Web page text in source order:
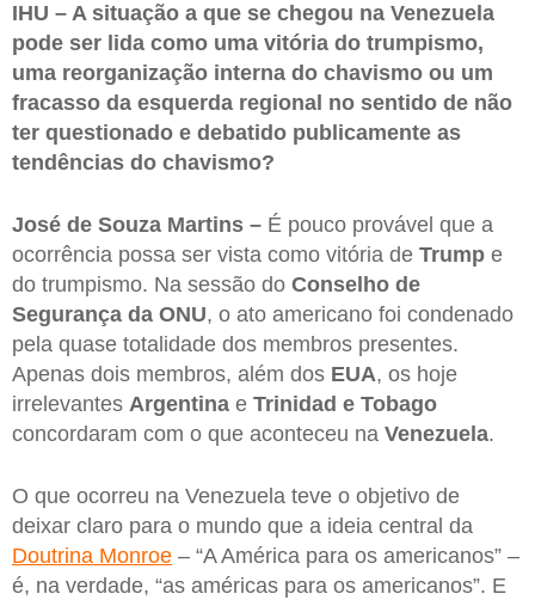
IHU – A situação a que se chegou na Venezuela
pode ser lida como uma vitória do trumpismo,
uma reorganização interna do chavismo ou um
fracasso da esquerda regional no sentido de não
ter questionado e debatido publicamente as
tendências do chavismo?
José de Souza Martins – É pouco provável que a
ocorrência possa ser vista como vitória de Trump e
do trumpismo. Na sessão do Conselho de
Segurança da ONU, o ato americano foi condenado
pela quase totalidade dos membros presentes.
Apenas dois membros, além dos EUA, os hoje
irrelevantes Argentina e Trinidad e Tobago
concordaram com o que aconteceu na Venezuela.
O que ocorreu na Venezuela teve o objetivo de
deixar claro para o mundo que a ideia central da
Doutrina Monroe – “A América para os americanos” –
é, na verdade, “as américas para os americanos”. E